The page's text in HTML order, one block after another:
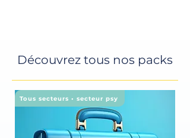
Découvrez tous nos packs
Tous secteurs • secteur psy